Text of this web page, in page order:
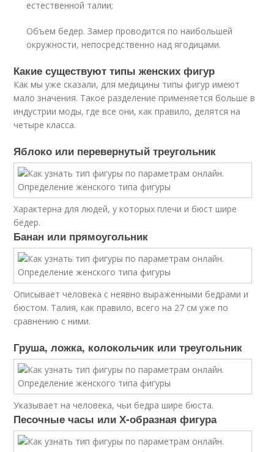
естественной талии;
Объем бедер. Замер проводится по наибольшей
окружности, непосредственно над ягодицами.
Какие существуют типы женских фигур
Как мы уже сказали, для медицины типы фигур имеют
мало значения. Такое разделение применяется больше в
индустрии моды, где все они, как правило, делятся на
четыре класса.
Яблоко или перевернутый треугольник
Характерна для людей, у которых плечи и бюст шире
бёдер.
Банан или прямоугольник
Описывает человека с неявно выраженными бедрами и
бюстом. Талия, как правило, всего на 27 см уже по
сравнению с ними.
Груша, ложка, колокольчик или треугольник
Указывает на человека, чьи бедра шире бюста.
Песочные часы или Х-образная фигура